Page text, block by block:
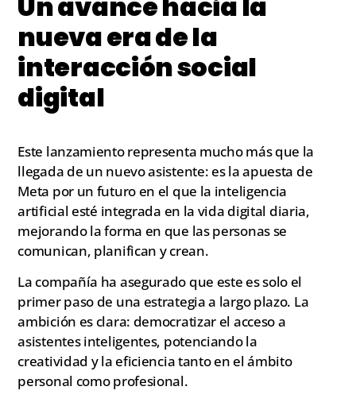
nueva era de la
interacción social
digital
Este lanzamiento representa mucho más que la
llegada de un nuevo asistente: es la apuesta de
Meta por un futuro en el que la inteligencia
artificial esté integrada en la vida digital diaria,
mejorando la forma en que las personas se
comunican, planifican y crean.
La compañía ha asegurado que este es solo el
primer paso de una estrategia a largo plazo. La
ambición es clara: democratizar el acceso a
asistentes inteligentes, potenciando la
creatividad y la eficiencia tanto en el ámbito
personal como profesional.